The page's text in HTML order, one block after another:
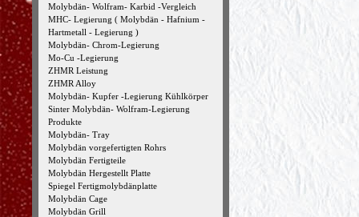
Molybdän- Wolfram- Karbid -Vergleich
MHC- Legierung ( Molybdän - Hafnium -
Hartmetall - Legierung )
Molybdän- Chrom-Legierung
Mo-Cu -Legierung
ZHMR Leistung
ZHMR Alloy
Molybdän- Kupfer -Legierung Kühlkörper
Sinter Molybdän- Wolfram-Legierung
Produkte
Molybdän- Tray
Molybdän vorgefertigten Rohrs
Molybdän Fertigteile
Molybdän Hergestellt Platte
Spiegel Fertigmolybdänplatte
Molybdän Cage
Molybdän Grill